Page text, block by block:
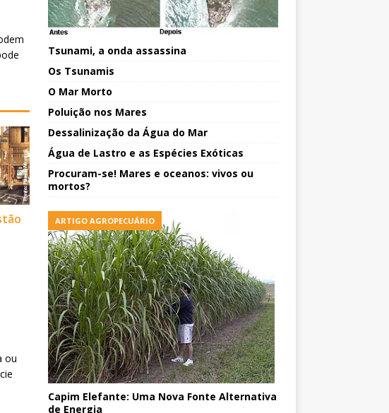
ou
Tsunami, a onda assassina
Os Tsunamis
O Mar Morto
Poluição nos Mares
Dessalinização da Água do Mar
Água de Lastro e as Espécies Exóticas
Procuram-se! Mares e oceanos: vivos ou
mortos?
ARTIGO AGROPECUÁRIO
Capim Elefante: Uma Nova Fonte Alternativa
de Energia